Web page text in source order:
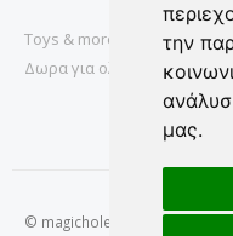
την
μας.
Toys & more
Δωρα για ολους
© magichole.gr 2022. All Rights